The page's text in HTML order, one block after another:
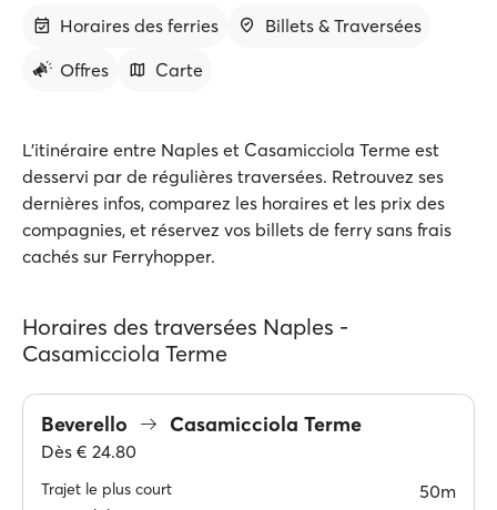
Horaires des ferries
Billets & Traversées
Offres
Carte
L'itinéraire entre Naples et Casamicciola Terme est
desservi par de régulières traversées. Retrouvez ses
dernières infos, comparez les horaires et les prix des
compagnies, et réservez vos billets de ferry sans frais
cachés sur Ferryhopper.
Horaires des traversées Naples -
Casamicciola Terme
Beverello Casamicciola Terme
Dès € 24.80
Trajet le plus court 50m